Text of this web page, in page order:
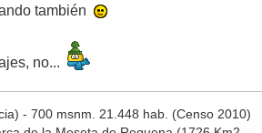
también
no...
- 700 msnm. 21.448 hab. (Censo 2010)